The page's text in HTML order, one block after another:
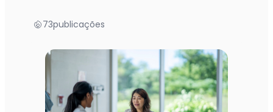
73publicações